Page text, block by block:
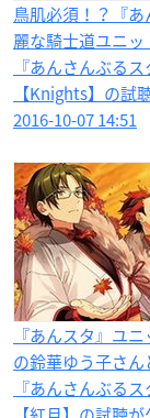
鳥肌必須！？『
麗な騎士道ユニッ
『あんさんぶる
【Knights】の
2016-10-07 14:51
『あんスタ』ユ
の鈴華ゆう子さ
『あんさんぶる